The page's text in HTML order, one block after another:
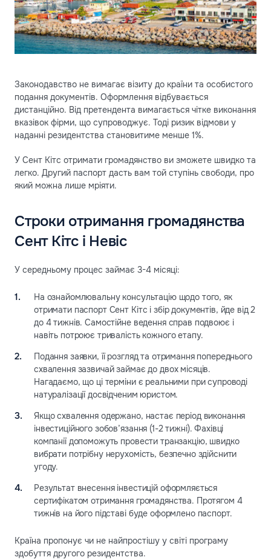
Законодавство не вимагає візиту до країни та особистого
подання документів. Оформлення відбувається
дистанційно. Від претендента вимагається чітке виконання
вказівок фірми, що супроводжує. Тоді ризик відмови у
наданні резидентства становитиме менше 1%.
У Сент Кітс отримати громадянство ви зможете швидко та
легко. Другий паспорт дасть вам той ступінь свободи, про
який можна лише мріяти.
Строки отримання громадянства
Сент Кітс і Невіс
У середньому процес займає 3-4 місяці:
На ознайомлювальну консультацію щодо того, як
отримати паспорт Сент Кітс і збір документів, йде від 2
до 4 тижнів. Самостійне ведення справ подвоює і
навіть потроює тривалість кожного етапу.
Подання заявки, її розгляд та отримання попереднього
схвалення зазвичай займає до двох місяців.
Нагадаємо, що ці терміни є реальними при супроводі
натуралізації досвідченим юристом.
Якщо схвалення одержано, настає період виконання
інвестиційного зобов’язання (1-2 тижні). Фахівці
компанії допоможуть провести транзакцію, швидко
вибрати потрібну нерухомість, безпечно здійснити
угоду.
Результат внесення інвестицій оформляється
сертифікатом отримання громадянства. Протягом 4
тижнів на його підставі буде оформлено паспорт.
Країна пропонує чи не найпростішу у світі програму
здобуття другого резидентства.